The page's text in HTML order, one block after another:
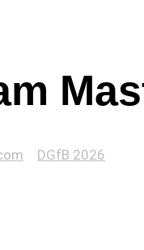
DGfB 2026